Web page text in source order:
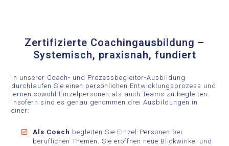
Zertifizierte Coachingausbildung –
Systemisch, praxisnah, fundiert
In unserer Coach- und Prozessbegleiter-Ausbildung
durchlaufen Sie einen persönlichen Entwicklungsprozess und
lernen sowohl Einzelpersonen als auch Teams zu begleiten.
Insofern sind es genau genommen drei Ausbildungen in
einer:
Als Coach begleiten Sie Einzel-Personen bei
beruflichen Themen. Sie eröffnen neue Blickwinkel und